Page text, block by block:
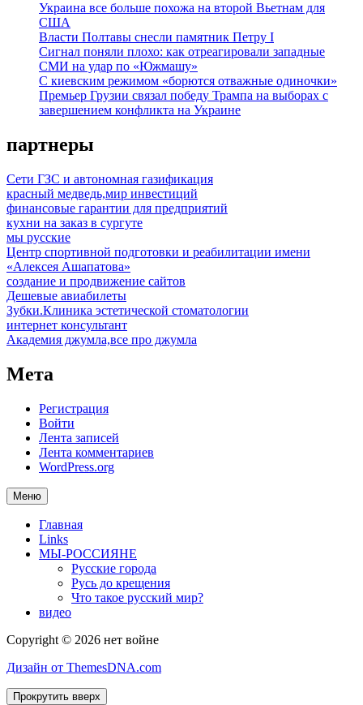
Украина все больше похожа на второй Вьетнам для
США
Власти Полтавы снесли памятник Петру I
Сигнал поняли плохо: как отреагировали западные
СМИ на удар по «Южмашу»
С киевским режимом «борются отважные одиночки»
Премьер Грузии связал победу Трампа на выборах с
завершением конфликта на Украине
партнеры
Сети ГЗС и автономная газификация
красный медведь,мир инвестиций
финансовые гарантии для предприятий
кухни на заказ в сургуте
мы русские
Центр спортивной подготовки и реабилитации имени
«Алексея Ашапатова»
создание и продвижение сайтов
Дешевые авиабилеты
Зубки.Клиника эстетической стоматологии
интернет консультант
Академия джумла,все про джумла
Мета
Регистрация
Войти
Лента записей
Лента комментариев
WordPress.org
Меню
Главная
Links
МЫ-РОССИЯНЕ
Русские города
Русь до крещения
Что такое русский мир?
видео
Copyright © 2026 нет войне
Дизайн от ThemesDNA.com
Прокрутить вверх